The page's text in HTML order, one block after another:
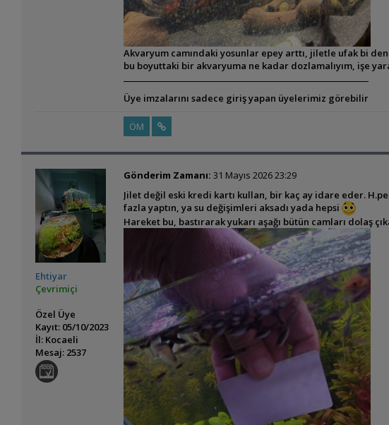
Akvaryum camındaki yosunlar epey arttı, jiletle ufak bi
bu boyuttaki bir akvaryuma ne kadar dozlamalıyım, işe
Üye imzalarını sadece giriş yapan üyelerimiz görebilir
ÖM
Ehtiyar
Çevrimiçi
Özel Üye
Kayıt: 05/10/2023
İl: Kocaeli
Mesaj: 2537
Gönderim Zamanı: 31 Mayıs 2026 23:29
Jilet değil eski kredi kartı kullan, bir kaç ay idare eder.
fazla yaptın, ya su değişimleri aksadı yada hepsi
Hareket bu, bastırarak yukarı aşağı bütün camları dolaş